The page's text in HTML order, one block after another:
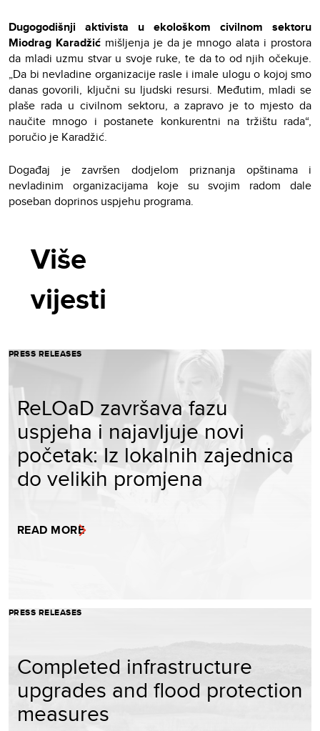
Dugogodišnji aktivista u ekološkom civilnom sektoru
Miodrag Karadžićmišljenja je da je mnogo alata i prostora
da mladi uzmu stvar u svoje ruke, te da to od njih očekuje.
„Da bi nevladine organizacije rasle i imale ulogu o kojoj smo
danas govorili, ključni su ljudski resursi. Međutim, mladi se
plaše rada u civilnom sektoru, a zapravo je to mjesto da
naučite mnogo i postanete konkurentni na tržištu rada“,
poručio je Karadžić.
Događaj je završen dodjelom priznanja opštinama i
nevladinim organizacijama koje su svojim radom dale
poseban doprinos uspjehu programa.
Više
vijesti
PRESS RELEASES
ReLOaD završava fazu
uspjeha i najavljuje novi
početak: Iz lokalnih zajednica
do velikih promjena
READ MORE
PRESS RELEASES
Completed infrastructure
upgrades and flood protection
measures